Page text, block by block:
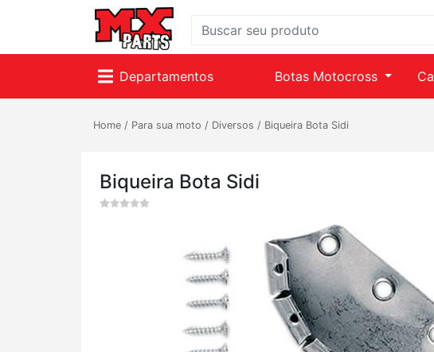
Departamentos Botas Motocross
Home / Para sua moto / Diversos / Biqueira Bota Sidi
Biqueira Bota Sidi